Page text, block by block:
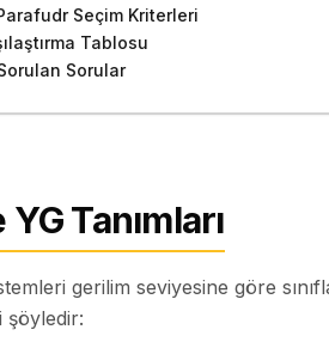
Seçim Kriterleri
Tablosu
Sorular
Tanımları
gerilim seviyesine göre
şöyledir: